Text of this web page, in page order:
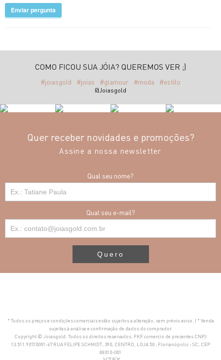
Enviar pergunta
COMO FICOU SUA JÓIA? QUEREMOS VER ;)
#joiasgold #joias #glamour #moda #estilo
@Joiasgold
Quer receber novidades e promoções?
Assine a nossa newsletter
Qual seu nome?
Qual seu e-mail?
Quero
* Todos os preços e condições comerciais estão sujeitos a alteração, sem prévio aviso. | * Venda
sujeitas à análise e confirmação de dados do comprador.
Copyright © Joiasgold. Todos os direitos reservados. FKF comercio de presentes CNPJ
13.511.907/0001-67 RUA FELIPE SCHMIDT, 390, CENTRO, LOJA 50 , Florianópolis - SC, CEP
88010-001